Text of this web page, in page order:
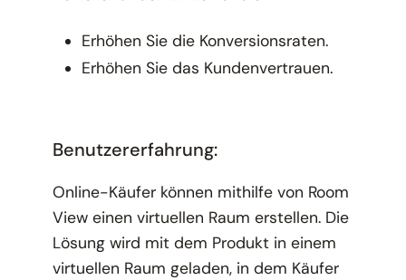
Erhöhen Sie die Konversionsraten.
Erhöhen Sie das Kundenvertrauen.
Benutzererfahrung:
Online-Käufer können mithilfe von Room
View einen virtuellen Raum erstellen. Die
Lösung wird mit dem Produkt in einem
virtuellen Raum geladen, in dem Käufer